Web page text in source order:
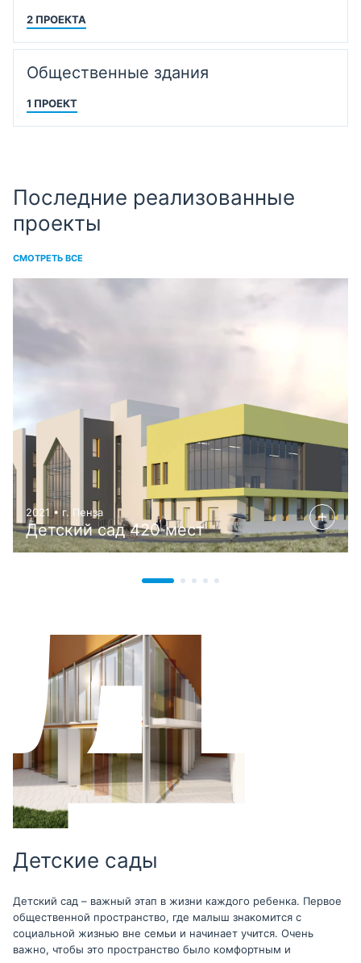
2 ПРОЕКТА
Общественные здания
1 ПРОЕКТ
Последние реализованные
проекты
СМОТРЕТЬ ВСЕ
2021 • г. Пенза
Детский сад 420 мест
Детские сады
Детский сад – важный этап в жизни каждого ребенка. Первое
общественной пространство, где малыш знакомится с
социальной жизнью вне семьи и начинает учится. Очень
важно, чтобы это пространство было комфортным и